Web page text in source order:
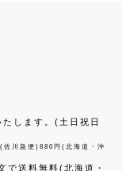
します。(土日祝日
川急便)880円(北海道・沖
で送料無料(北海道・